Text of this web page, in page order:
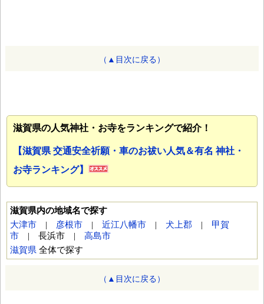
（▲目次に戻る）
滋賀県の人気神社・お寺をランキングで紹介！
【滋賀県 交通安全祈願・車のお祓い人気＆有名 神社・
お寺ランキング】
滋賀県内の地域名で探す
大津市 | 彦根市 | 近江八幡市 | 犬上郡 | 甲賀
市 | 長浜市 | 高島市
滋賀県 全体で探す
（▲目次に戻る）